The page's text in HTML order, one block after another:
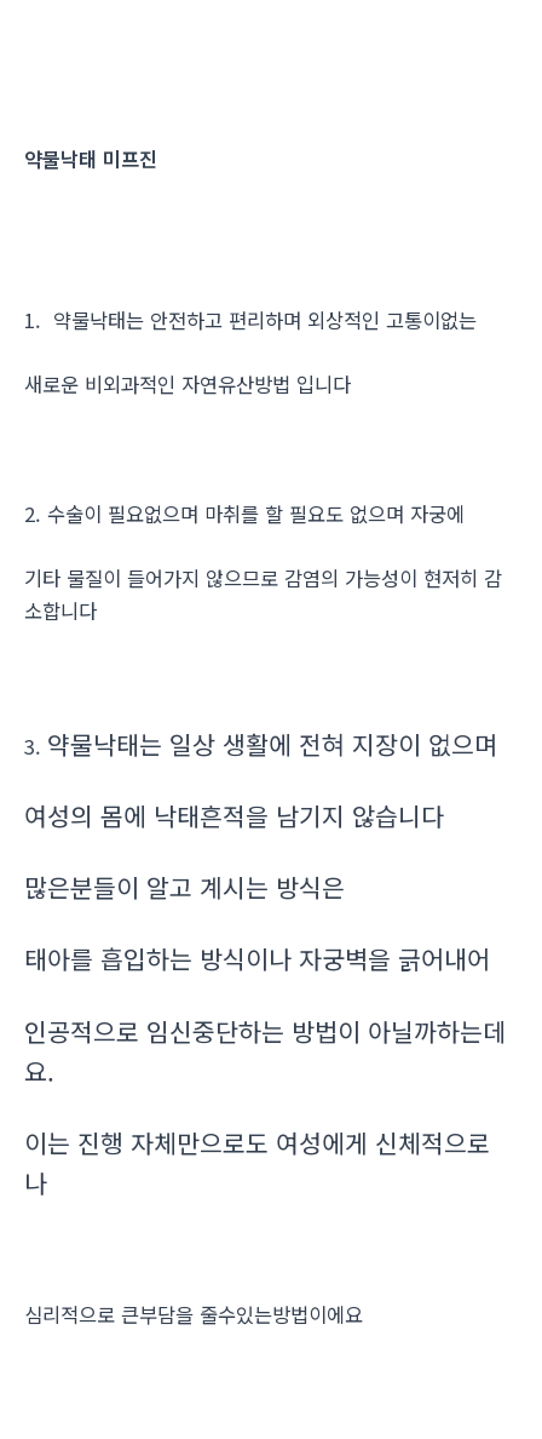
약물낙태 미프진
1. 약물낙태는 안전하고 편리하며 외상적인 고통이없는
새로운 비외과적인 자연유산방법 입니다
2. 수술이 필요없으며 마취를 할 필요도 없으며 자궁에
기타 물질이 들어가지 않으므로 감염의 가능성이 현저히 감
소합니다
3. 약물낙태는 일상 생활에 전혀 지장이 없으며
여성의 몸에 낙태흔적을 남기지 않습니다
많은분들이 알고 계시는 방식은
태아를 흡입하는 방식이나 자궁벽을 긁어내어
인공적으로 임신중단하는 방법이 아닐까하는데
요.
이는 진행 자체만으로도 여성에게 신체적으로
나
심리적으로 큰부담을 줄수있는방법이에요